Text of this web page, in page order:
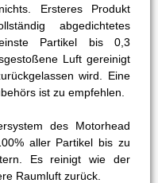
Ersteres Produkt
abgedichtetes
Partikel bis 0,3
Luft gereinigt
wird. Eine
ist zu empfehlen.
des Motorhead
aller Partikel bis zu
Es reinigt wie der
Raumluft zurück.